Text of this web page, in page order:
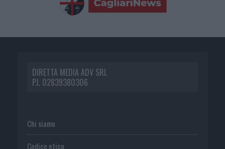
DIRETTA MEDIA ADV SRL
P.I. 02839380306
Chi siamo
Codice etico